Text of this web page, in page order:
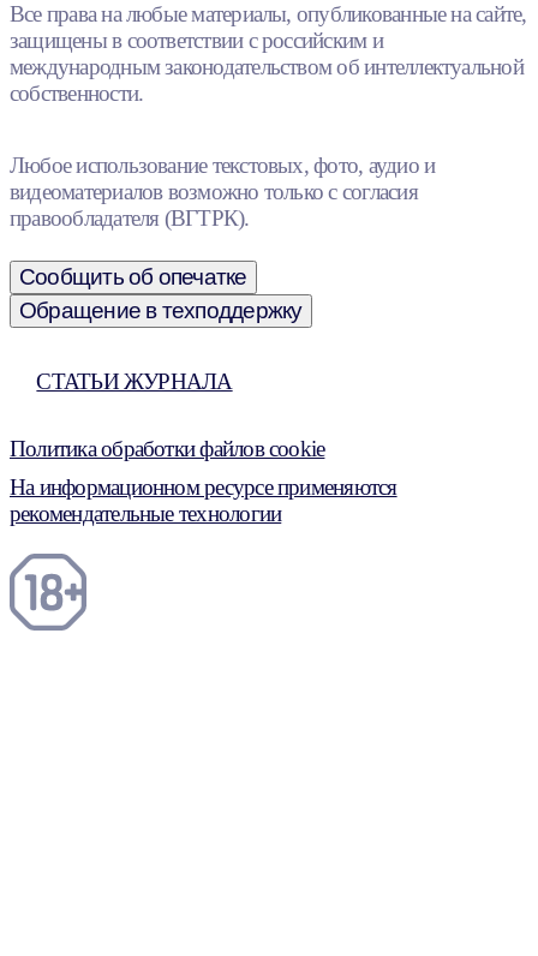
Все права на любые материалы, опубликованные на сайте,
защищены в соответствии с российским и
международным законодательством об интеллектуальной
собственности.
Любое использование текстовых, фото, аудио и
видеоматериалов возможно только с согласия
правообладателя (ВГТРК).
Сообщить об опечатке
Обращение в техподдержку
СТАТЬИ ЖУРНАЛА
Политика обработки файлов cookie
На информационном ресурсе применяются
рекомендательные технологии